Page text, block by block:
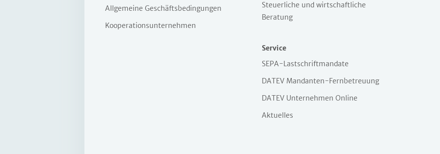
Allgemeine Geschäftsbedingungen
Kooperations­unternehmen
Steuerliche und wirtschaftliche
Beratung
Service
SEPA-Lastschriftmandate
DATEV Mandanten-Fernbetreuung
DATEV Unternehmen Online
Aktuelles